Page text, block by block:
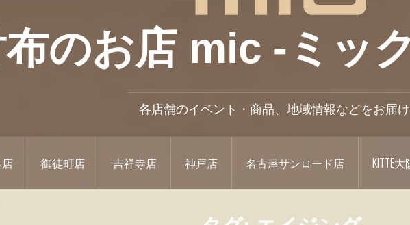
のお店 mic -ミッ
各店舗のイベント・商品、地域情報などをお届け
店 御徒町店 吉祥寺店 神戸店 名古屋サンロード店 KITTE